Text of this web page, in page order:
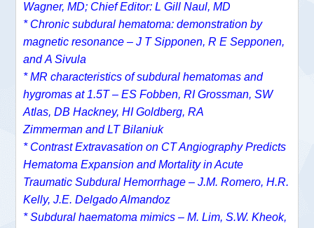
Wagner, MD; Chief Editor: L Gill Naul, MD
* Chronic subdural hematoma: demonstration by
magnetic resonance –J T Sipponen,R E Sepponen,
andA Sivula
* MR characteristics of subdural hematomas and
hygromas at 1.5T –ES Fobben,RI Grossman,SW
Atlas,DB Hackney,HI Goldberg,RA
Zimmerman andLT Bilaniuk
* Contrast Extravasation on CT Angiography Predicts
Hematoma Expansion and Mortality in Acute
Traumatic Subdural Hemorrhage –J.M. Romero,H.R.
Kelly,J.E. Delgado Almandoz
* Subdural haematoma mimics – M. Lim, S.W. Kheok,